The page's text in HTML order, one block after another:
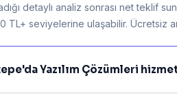
detaylı analiz sonrası net teklif
TL+ seviyelerine ulaşabilir. Ücretsiz
Yazılım Çözümleri